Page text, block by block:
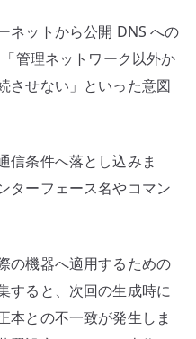
ネットから公開 DNS への
管理ネットワーク以外か
させない」といった意図
信条件へ落とし込みま
ターフェース名やコマン
の機器へ適用するための
すると、次回の生成時に
本との不一致が発生しま